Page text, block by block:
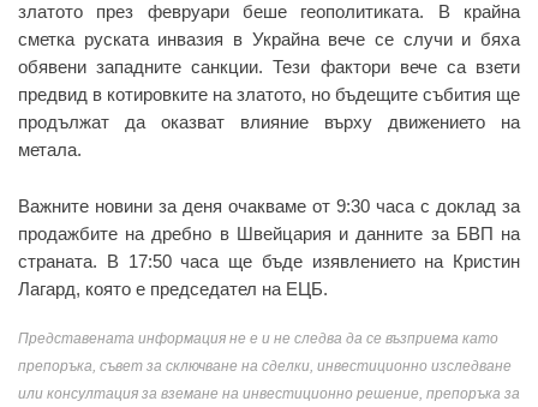
златото през февруари беше геополитиката. В крайна
сметка руската инвазия в Украйна вече се случи и бяха
обявени западните санкции. Тези фактори вече са взети
предвид в котировките на златото, но бъдещите събития ще
продължат да оказват влияние върху движението на
метала.
Важните новини за деня очакваме от 9:30 часа с доклад за
продажбите на дребно в Швейцария и данните за БВП на
страната. В 17:50 часа ще бъде изявлението на Кристин
Лагард, която е председател на ЕЦБ.
Представената информация не е и не следва да се възприема като
препоръка, съвет за сключване на сделки, инвестиционно изследване
или консултация за вземане на инвестиционно решение, препоръка за